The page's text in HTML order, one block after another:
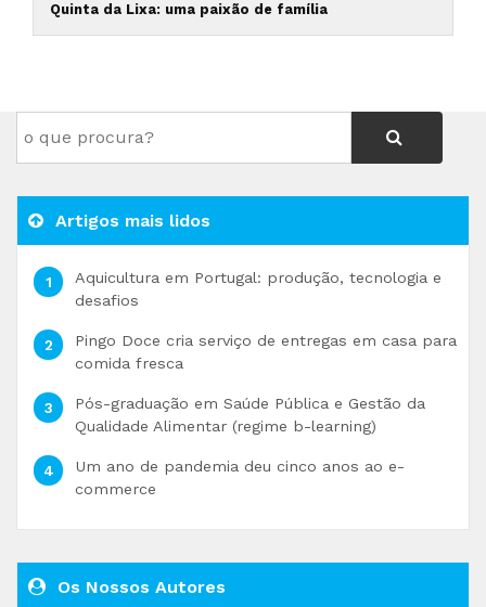
Quinta da Lixa: uma paixão de família
Artigos mais lidos
Aquicultura em Portugal: produção, tecnologia e
desafios
Pingo Doce cria serviço de entregas em casa para
comida fresca
Pós-graduação em Saúde Pública e Gestão da
Qualidade Alimentar (regime b-learning)
Um ano de pandemia deu cinco anos ao e-
commerce
Os Nossos Autores